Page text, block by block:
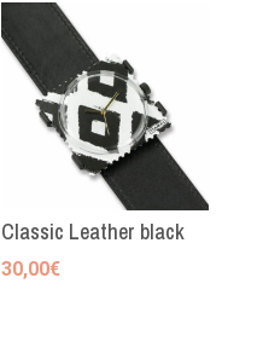
Classic Leather black
30,00€